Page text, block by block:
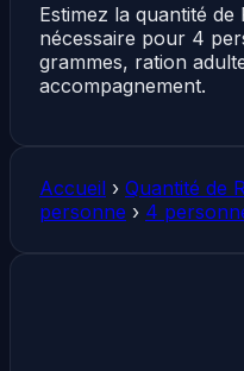
Estimez la quantité
nécessaire pour 4
grammes, ration
accompagnement.
Accueil › Quantité de
personne › 4